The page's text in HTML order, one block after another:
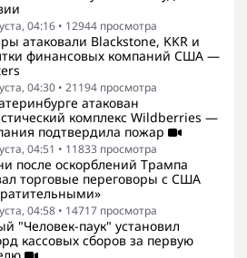
04:16 • 12944 просмотра
атаковали Blackstone, KKR и
финансовых компаний США —
04:30 • 21194 просмотра
атакован
комплекс Wildberries —
подтвердила пожар
04:51 • 11833 просмотра
после оскорблений Трампа
торговые переговоры с США
04:58 • 14717 просмотра
"Человек-паук" установил
кассовых сборов за первую